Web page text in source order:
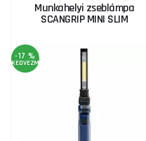
Munkahelyi zseblámpa
SCANGRIP MINI SLIM
-17 %
KEDVEZMÉNY